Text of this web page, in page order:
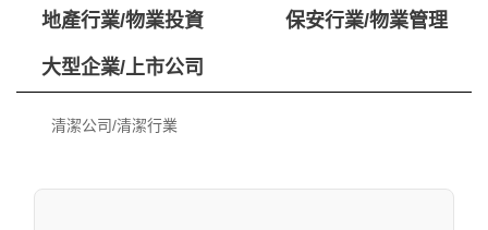
地產行業/物業投資 保安行業/物業管理
大型企業/上市公司
清潔公司/清潔行業